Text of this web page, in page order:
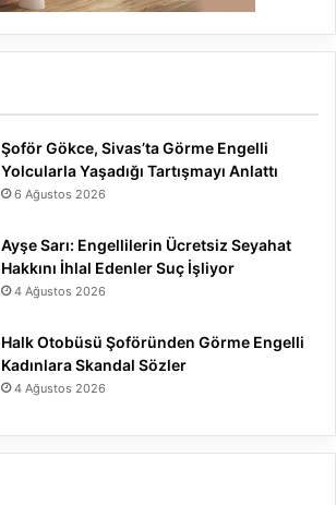
Şoför Gökce, Sivas’ta Görme Engelli
Yolcularla Yaşadığı Tartışmayı Anlattı
6 Ağustos 2026
Ayşe Sarı: Engellilerin Ücretsiz Seyahat
Hakkını İhlal Edenler Suç İşliyor
4 Ağustos 2026
Halk Otobüsü Şoföründen Görme Engelli
Kadınlara Skandal Sözler
4 Ağustos 2026